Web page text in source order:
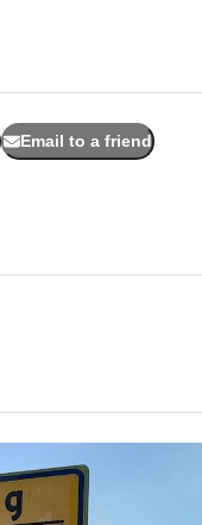
Email to a friend